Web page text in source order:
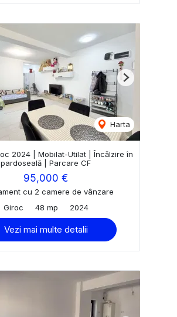
Harta
Next
2024 | Mobilat-Utilat | Încălzire în
pardoseală | Parcare CF
95,000 €
cu 2 camere de vânzare
Giroc
48 mp 2024
Vezi mai multe detalii